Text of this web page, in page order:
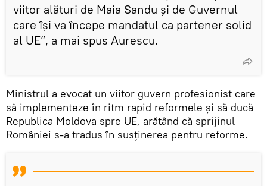
viitor alături de Maia Sandu și de Guvernul
care își va începe mandatul ca partener solid
al UE”, a mai spus Aurescu.
Ministrul a evocat un viitor guvern profesionist care
să implementeze în ritm rapid reformele și să ducă
Republica Moldova spre UE, arătând că sprijinul
României s-a tradus în susținerea pentru reforme.